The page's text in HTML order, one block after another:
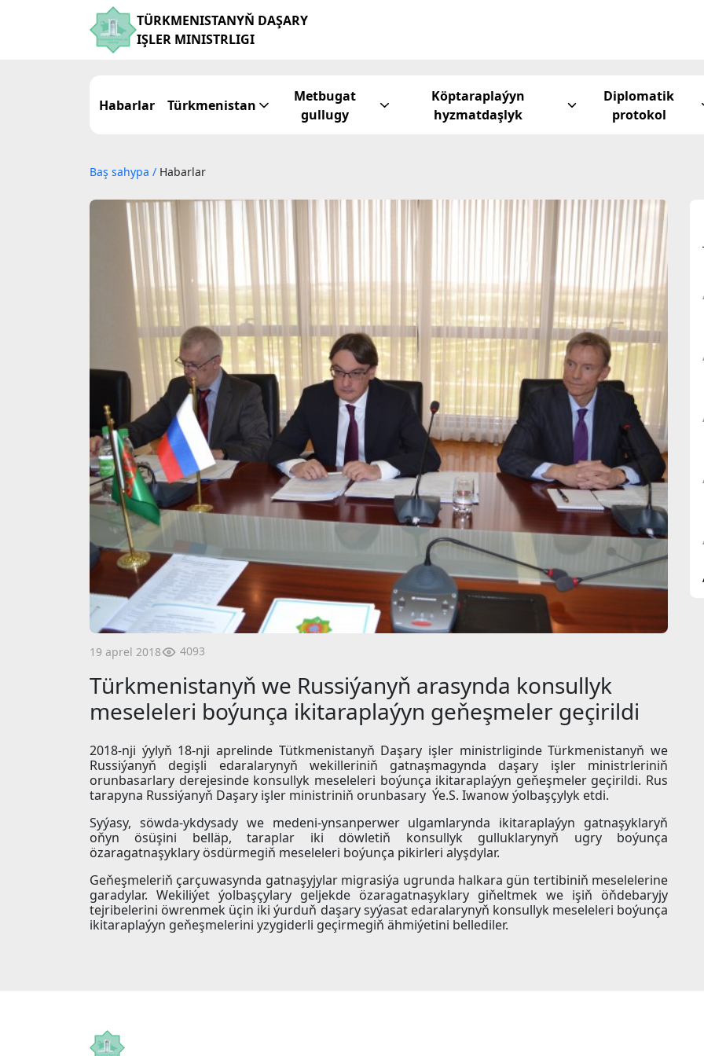
TÜRKMENISTANYŇ DAŞARY
IŞLER MINISTRLIGI
Habarlar Türkmenistan
Metbugat
gullugy
Köptaraplaýyn
hyzmatdaşlyk
Diplomatik
protokol
Baş sahypa / Habarlar
19 aprel 2018 4093
Türkmenistanyň we Russiýanyň arasynda konsullyk
meseleleri boýunça ikitaraplaýyn geňeşmeler geçirildi
2018-nji ýylyň 18-nji aprelinde Tütkmenistanyň Daşary işler ministrliginde Türkmenistanyň we
Russiýanyň degişli edaralarynyň wekilleriniň gatnaşmagynda daşary işler ministrleriniň
orunbasarlary derejesinde konsullyk meseleleri boýunça ikitaraplaýyn geňeşmeler geçirildi. Rus
tarapyna Russiýanyň Daşary işler ministriniň orunbasary Ýe.S. Iwanow ýolbaşçylyk etdi.
Syýasy, söwda-ykdysady we medeni-ynsanperwer ulgamlarynda ikitaraplaýyn gatnaşyklaryň
oňyn ösüşini belläp, taraplar iki döwletiň konsullyk gulluklarynyň ugry boýunça
özaragatnaşyklary ösdürmegiň meseleleri boýunça pikirleri alyşdylar.
Geňeşmeleriň çarçuwasynda gatnaşyjylar migrasiýa ugrunda halkara gün tertibiniň meselelerine
garadylar. Wekiliýet ýolbaşçylary geljekde özaragatnaşyklary giňeltmek we işiň öňdebaryjy
tejribelerini öwrenmek üçin iki ýurduň daşary syýasat edaralarynyň konsullyk meseleleri boýunça
ikitaraplaýyn geňeşmelerini yzygiderli geçirmegiň ähmiýetini bellediler.